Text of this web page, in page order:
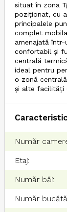
situat în zona
poziționat, cu
principalele
complet
amenajată
confortabil și
centrală
ideal pentru
o zonă
și alte facilități
Număr
Etaj:
Număr băi:
Număr